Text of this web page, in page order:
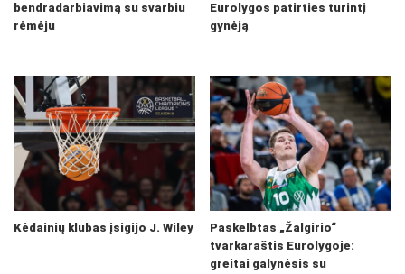
bendradarbiavimą su svarbiu
rėmėju
Eurolygos patirties turintį
gynėją
Kėdainių klubas įsigijo J. Wiley
Paskelbtas „Žalgirio“
tvarkaraštis Eurolygoje:
greitai galynėsis su